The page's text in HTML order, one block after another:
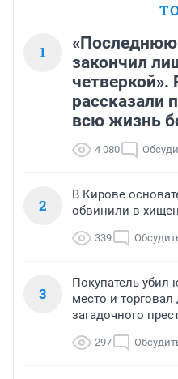
1
«Последнюю
закончил
четверкой».
рассказали
всю жизнь
4 080
2
В Кирове
обвинили в
339
3
Покупатель убил
место и торговал
загадочного
297